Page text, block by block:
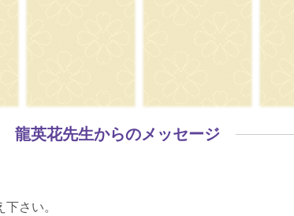
龍英花先生からのメッセージ
さい。